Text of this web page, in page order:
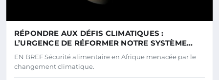
RÉPONDRE AUX DÉFIS CLIMATIQUES :
L’URGENCE DE RÉFORMER NOTRE SYSTÈME
ALIMENTAIRE EN AFRIQUE
EN BREF Sécurité alimentaire en Afrique menacée par le
changement climatique.